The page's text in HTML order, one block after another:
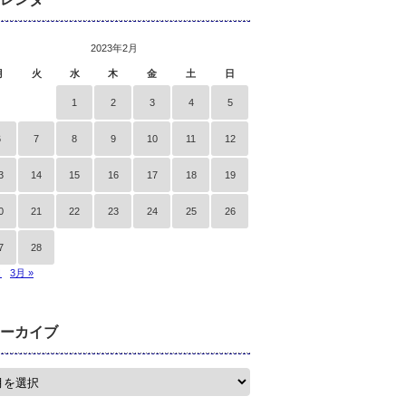
2023年2月
火 水 木 金 土 日
1 2 3 4 5
7 8 9 10 11 12
14 15 16 17 18 19
21 22 23 24 25 26
28
3月 »
カイブ